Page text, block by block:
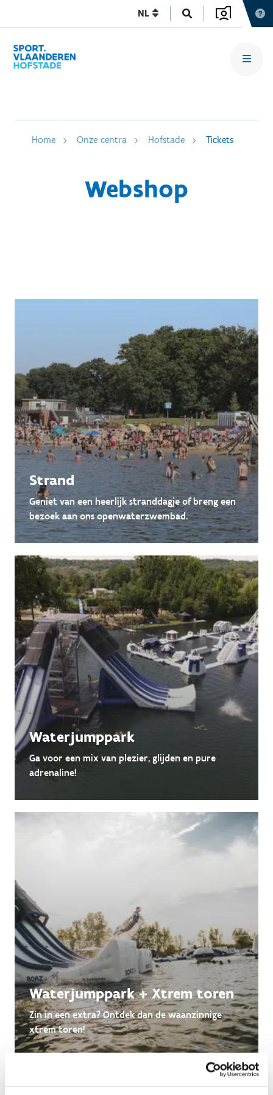
NL
Home Onze centra Hofstade Tickets
Webshop
Strand
Geniet van een heerlijk stranddagje of breng een
bezoek aan ons openwaterzwembad.
Waterjumppark
Ga voor een mix van plezier, glijden en pure
adrenaline!
Waterjumppark + Xtrem toren
Zin in een extra? Ontdek dan de waanzinnige
xtrem toren!